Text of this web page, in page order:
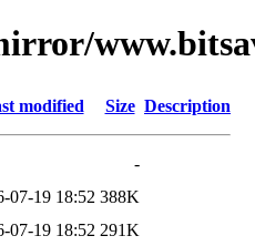
modified Size Description
-
07-19 18:52 388K
07-19 18:52 291K